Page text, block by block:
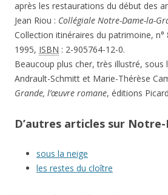
après les restaurations du début des
Jean Riou : Collégiale Notre-Dame-la-
Collection itinéraires du patrimoine, n°
1995, ISBN : 2-905764-12-0.
Beaucoup plus cher, très illustré, sous
Andrault-Schmitt et Marie-Thérèse
Grande, l’œuvre romane, éditions
D’autres articles sur
sous la neige
les restes du cloître